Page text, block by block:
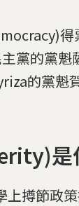
黨的黨
的黨魁
是
上撙節政